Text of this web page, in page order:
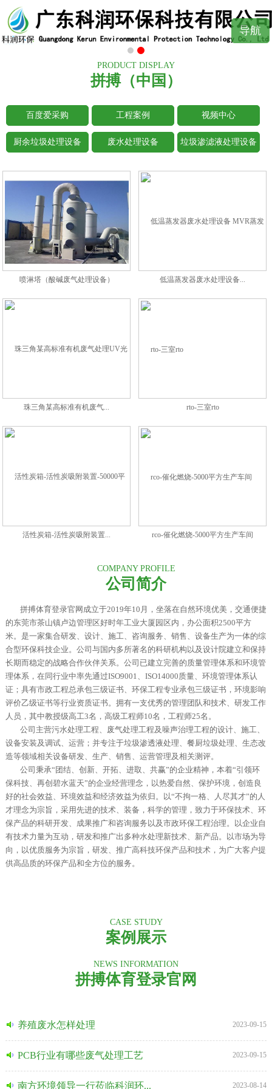
导航
PRODUCT DISPLAY
拼搏（中国）
百度爱采购 工程案例 视频中心
厨余垃圾处理设备 废水处理设备 垃圾渗滤液处理设备
喷淋塔（酸碱废气处理设备） 低温蒸发器废水处理设备...
珠三角某高标准有机废气... rto-三室rto
活性炭箱-活性炭吸附装置... rco-催化燃烧-5000平方生产车间
COMPANY PROFILE
公司简介
拼搏体育登录官网成立于2019年10月，坐落在自然环境优美，交通便捷
的东莞市茶山镇卢边管理区好时年工业大厦园区内，办公面积2500平方
米。是一家集合研发、设计、施工、咨询服务、销售、设备生产为一体的综
合型环保科技企业。 公司与国内多所著名的科研机构以及设计院建立和保持
长期而稳定的战略合作伙伴关系。公司已建立完善的质量管理体系和环境管
理体系，在同行业中率先通过ISO9001、ISO14000质量、环境管理体系认
证；具有市政工程总承包三级证书、环保工程专业承包三级证书，环境影响
评价乙级证书等行业资质证书。拥有一支优秀的管理团队和技术、研发工作
人员，其中教授级高工3名，高级工程师10名，工程师25名。
公司主营污水处理工程、废气处理工程及噪声治理工程的设计、施工、
设备安装及调试、运营；并专注于垃圾渗透液处理、餐厨垃圾处理、生态改
造等领域相关设备研发、生产、销售、运营管理及相关测评。
公司秉承“团结、创新、开拓、进取、共赢”的企业精神，本着“引领环
保科技、再创碧水蓝天”的企业经营理念，以热爱自然、保护环境，创造良
好的社会效益、环境效益和经济效益为依归。以“不拘一格、人尽其才”的人
才理念为宗旨，采用先进的技术、装备，科学的管理，致力于环保技术、环
保产品的科研开发、成果推广和咨询服务以及市政环保工程治理。以企业自
有技术力量为互动，研发和推广出多种水处理新技术、新产品。以市场为导
向，以优质服务为宗旨，研发、推广高科技环保产品和技术，为广大客户提
供高品质的环保产品和全方位的服务。
CASE STUDY
案例展示
NEWS INFORMATION
拼搏体育登录官网
养殖废水怎样处理 2023-09-15
PCB行业有哪些废气处理工艺 2023-09-15
南方环境领导一行莅临科润环... 2023-08-14